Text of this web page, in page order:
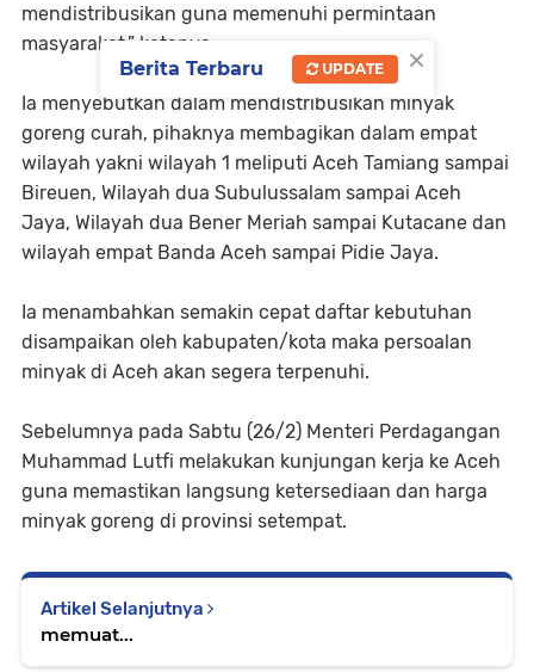
mendistribusikan guna memenuhi permintaan
masyarakat,” katanya.
Ia menyebutkan dalam mendistribusikan minyak
goreng curah, pihaknya membagikan dalam empat
wilayah yakni wilayah 1 meliputi Aceh Tamiang sampai
Bireuen, Wilayah dua Subulussalam sampai Aceh
Jaya, Wilayah dua Bener Meriah sampai Kutacane dan
wilayah empat Banda Aceh sampai Pidie Jaya.
Ia menambahkan semakin cepat daftar kebutuhan
disampaikan oleh kabupaten/kota maka persoalan
minyak di Aceh akan segera terpenuhi.
Sebelumnya pada Sabtu (26/2) Menteri Perdagangan
Muhammad Lutfi melakukan kunjungan kerja ke Aceh
guna memastikan langsung ketersediaan dan harga
minyak goreng di provinsi setempat.
Artikel Selanjutnya
memuat...
×
Berita Terbaru UPDATE